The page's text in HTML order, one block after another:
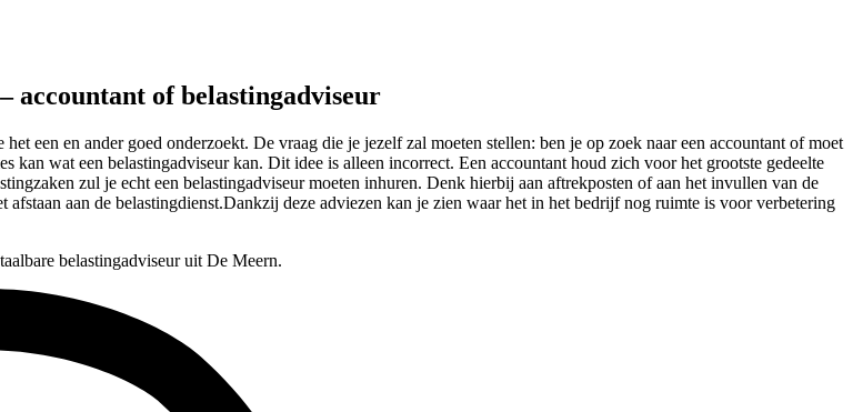
accountant of belastingadviseur
een en ander goed onderzoekt. De vraag die je jezelf zal moeten stellen: ben je op zoek naar een accountant of moet
kan wat een belastingadviseur kan. Dit idee is alleen incorrect. Een accountant houd zich voor het grootste gedeelte
zul je echt een belastingadviseur moeten inhuren. Denk hierbij aan aftrekposten of aan het invullen van de
aan de belastingdienst.Dankzij deze adviezen kan je zien waar het in het bedrijf nog ruimte is voor verbetering
belastingadviseur uit De Meern.